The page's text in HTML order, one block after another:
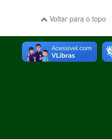
Voltar para o topo